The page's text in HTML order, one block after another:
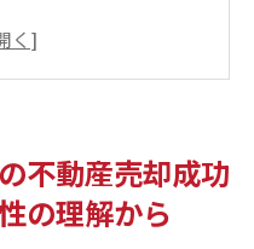
性を知ることの重要
背景を理解する
場の関係
不動産売却成功
の理解から